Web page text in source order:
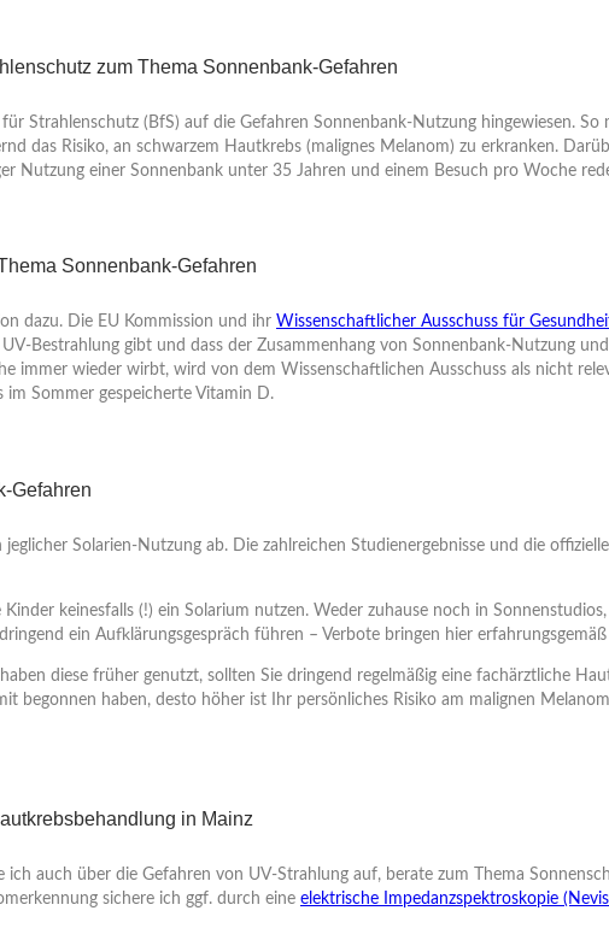
zum Thema Sonnenbank-Gefahren
Strahlenschutz (BfS) auf die Gefahren Sonnenbank-Nutzung hingewiesen. So
das Risiko, an schwarzem Hautkrebs (malignes Melanom) zu erkranken.
Nutzung einer Sonnenbank unter 35 Jahren und einem Besuch pro Woche
Sonnenbank-Gefahren
dazu. Die EU Kommission und ihr Wissenschaftlicher Ausschuss für
UV-Bestrahlung gibt und dass der Zusammenhang von Sonnenbank-Nutzung
immer wieder wirbt, wird von dem Wissenschaftlichen Ausschuss als nicht
Sommer gespeicherte Vitamin D.
Gefahren
Solarien-Nutzung ab. Die zahlreichen Studienergebnisse und die
keinesfalls (!) ein Solarium nutzen. Weder zuhause noch in
ein Aufklärungsgespräch führen – Verbote bringen hier
diese früher genutzt, sollten Sie dringend regelmäßig eine fachärztliche
begonnen haben, desto höher ist Ihr persönliches Risiko am malignen
in Mainz
ich auch über die Gefahren von UV-Strahlung auf, berate zum Thema
sichere ich ggf. durch eine elektrische Impedanzspektroskopie